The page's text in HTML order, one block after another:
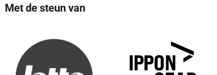
Met de steun van